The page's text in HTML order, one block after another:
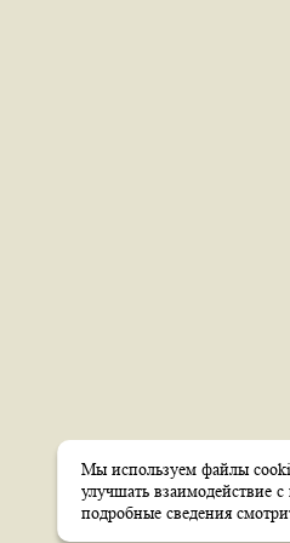
Мы используем файлы
улучшать взаимодействие
подробные сведения